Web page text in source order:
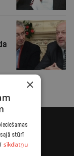
×
stūrī
sīkdatņu